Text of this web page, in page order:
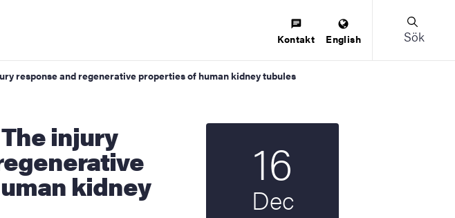
Kontakt English Sök
response and regenerative properties of human kidney tubules
kidney 16
Dec